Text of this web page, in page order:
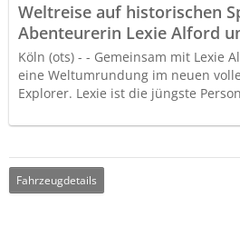
Weltreise auf historischen
Abenteurerin Lexie Alford
Globus im vollelektrischen
Köln (ots) - - Gemeinsam mit Lexie
eine Weltumrundung im neuen
Explorer. Lexie ist die jüngste
Fahrzeugdetails